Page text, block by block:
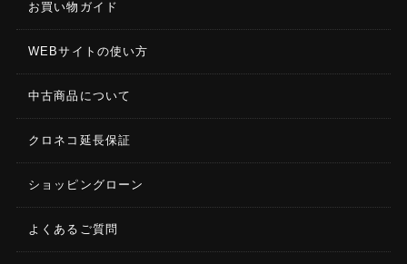
お買い物ガイド
WEBサイトの使い方
中古商品について
クロネコ延長保証
ショッピングローン
よくあるご質問